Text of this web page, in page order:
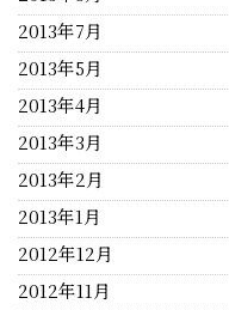
2013年7月
2013年5月
2013年4月
2013年3月
2013年2月
2013年1月
2012年12月
2012年11月